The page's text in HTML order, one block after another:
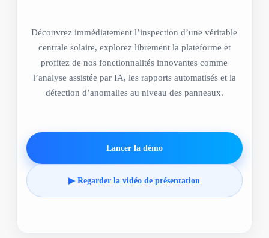
Découvrez immédiatement l’inspection d’une véritable
centrale solaire, explorez librement la plateforme et
profitez de nos fonctionnalités innovantes comme
l’analyse assistée par IA, les rapports automatisés et la
détection d’anomalies au niveau des panneaux.
Lancer la démo
▶ Regarder la vidéo de présentation